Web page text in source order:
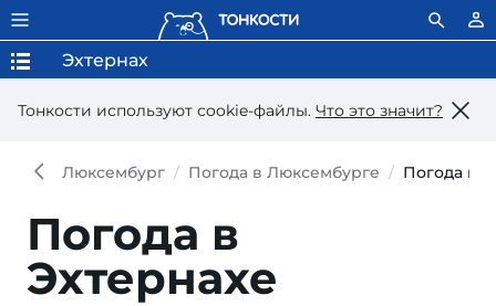
Тонкости используют сookie-файлы. Что это значит?
Эхтернах
Люксембург Погода в Люксембурге Погода в
Погода в
Эхтернахе